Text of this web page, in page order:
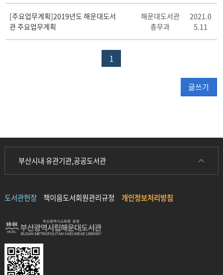
[주요업무계획]2019년도 해운대도서
관 주요업무계획
해운대도서관
총무과
2021.0
5.11
1
글쓰기
부산시내 유관기관,공공도서관
도서관헌장 책이음도서회원관리규정 개인정보처리방침